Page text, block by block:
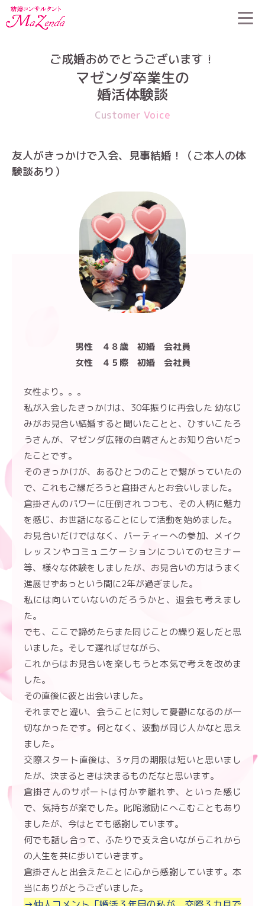
ご成婚おめでとうございます！
マゼンダ卒業生の
婚活体験談
Customer Voice
人の体験談あり）
友人がきっかけで入会、見事結婚！（ご本人の体
験談あり）
男性 ４８歳 初婚 会社員
女性 ４５際 初婚 会社員
女性より。。。
私が入会したきっかけは、30年振りに再会した 幼なじ
みがお見合い結婚すると聞いたことと、ひすいこたろ
うさんが、マゼンダ広報の白駒さんとお知り合いだっ
たことです。
そのきっかけが、あるひとつのことで繋がっていたの
で、これもご縁だろうと倉掛さんとお会いしました。
倉掛さんのパワーに圧倒されつつも、その人柄に魅力
を感じ、お世話になることにして活動を始めました。
お見合いだけではなく、パーティーへの参加、メイク
レッスンやコミュニケーションについてのセミナー
等、様々な体験をしましたが、お見合いの方はうまく
進展せずあっという間に2年が過ぎました。
私には向いていないのだろうかと、退会も考えまし
た。
でも、ここで諦めたらまた同じことの繰り返しだと思
いました。そして遅ればせながら、
これからはお見合いを楽しもうと本気で考えを改めま
した。
その直後に彼と出会いました。
それまでと違い、会うことに対して憂鬱になるのが一
切なかったです。何となく、波動が同じ人かなと思え
ました。
交際スタート直後は、3ヶ月の期限は短いと思いまし
たが、決まるときは決まるものだなと思います。
倉掛さんのサポートは付かず離れず、といった感じ
で、気持ちが楽でした。叱咤激励にへこむこともあり
ましたが、今はとても感謝しています。
何でも話し合って、ふたりで支え合いながらこれから
の人生を共に歩いていきます。
倉掛さんと出会えたことに心から感謝しています。本
当にありがとうございました。